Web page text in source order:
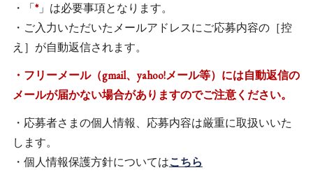
・「*」は必要事項となります。
・ご入力いただいたメールアドレスにご応募内容の［控
え］が自動返信されます。
・フリーメール（gmail、yahoo!メール等）には自動返信の
メールが届かない場合がありますのでご注意ください。
・応募者さまの個人情報、応募内容は厳重に取扱いいた
します。
・個人情報保護方針についてはこちら